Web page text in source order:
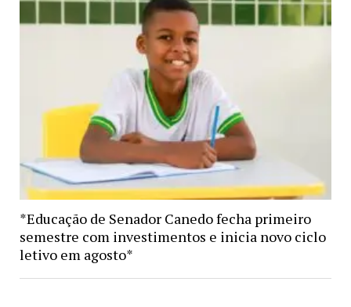
*Educação de Senador Canedo fecha primeiro
semestre com investimentos e inicia novo ciclo
letivo em agosto*